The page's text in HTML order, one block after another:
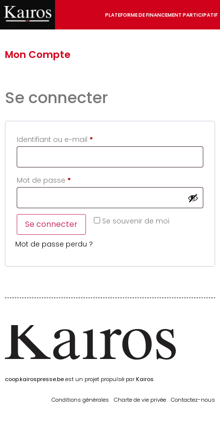
PLATEFORME DE FINANCEMENT PARTICIPATIF
Mon Compte
Se connecter
Identifiant ou e-mail *
Mot de passe *
Se souvenir de moi
Se connecter
Mot de passe perdu ?
coop.kairospresse.beest un projet propulsé parKairos
Conditions générales Charte de vie privée Contactez-nous